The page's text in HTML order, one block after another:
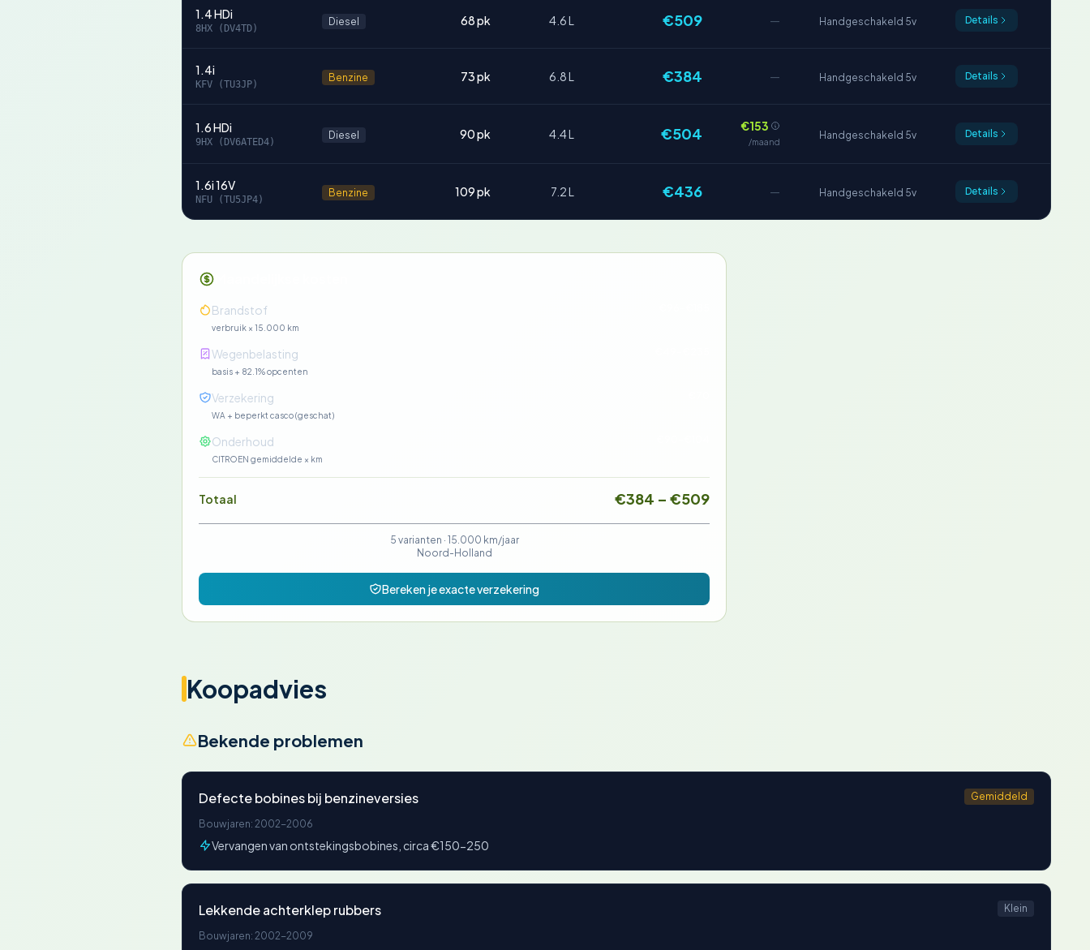
1.4 HDi
8HX (DV4TD)
Diesel 68 pk 4.6 L €509 — Handgeschakeld 5v Details
1.4i
KFV (TU3JP)
Benzine 73 pk 6.8 L €384 — Handgeschakeld 5v Details
1.6 HDi
9HX (DV6ATED4)
Diesel 90 pk 4.4 L €504 €153
/maand
Handgeschakeld 5v Details
1.6i 16V
NFU (TU5JP4)
Benzine 109 pk 7.2 L €436 — Handgeschakeld 5v Details
Brandstof
verbruik × 15.000 km
Wegenbelasting
basis + 82.1% opcenten
Verzekering
WA + beperkt casco (geschat)
Onderhoud
CITROEN gemiddelde × km
Totaal €384 – €509
5 varianten · 15.000 km/jaar
Noord-Holland
Bereken je exacte verzekering
Koopadvies
Bekende problemen
Defecte bobines bij benzineversies Gemiddeld
Bouwjaren: 2002-2006
Vervangen van ontstekingsbobines, circa €150-250
Lekkende achterklep rubbers Klein
Bouwjaren: 2002-2009